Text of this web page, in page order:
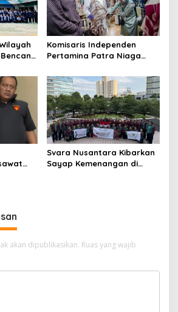
SMPN
Komisaris Independen
Pertamina Patra Niaga
Mitra Binaan dengan
Sentuhan Kemanusiaan dan
Keberlanjutan
Svara Nusantara Kibarkan
Sayap Kemenangan di
akan dipublikasikan. Ruas yang wajib